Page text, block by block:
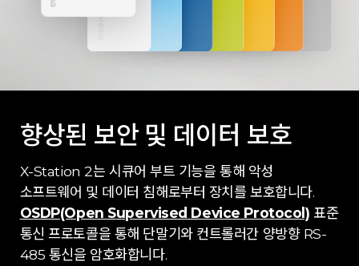
향상된 보안 및 데이터 보호
X-Station 2는 시큐어 부트 기능을 통해 악성
소프트웨어 및 데이터 침해로부터 장치를 보호합니다.
OSDP(Open Supervised Device Protocol) 표준
통신 프로토콜을 통해 단말기와 컨트롤러간 양방향 RS-
485 통신을 암호화합니다.